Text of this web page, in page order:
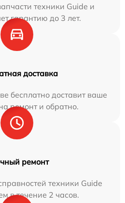
техники Guide и
гарантию до 3 лет.
доставка
бесплатно доставит ваше
ремонт и обратно.
ремонт
техники Guide
в течение 2 часов.